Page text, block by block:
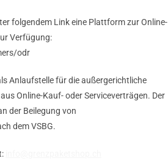
folgendem Link eine Plattform zur Online-
Verfügung:
odr
Anlaufstelle für die außergerichtliche
Online-Kauf- oder Serviceverträgen. Der
der Beilegung von
dem VSBG.